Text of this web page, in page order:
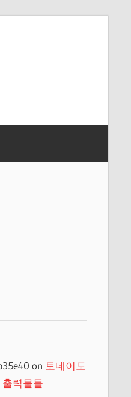
on 토네이도
출력물들